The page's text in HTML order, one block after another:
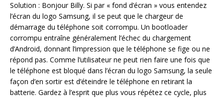
Solution : Bonjour Billy. Si par « fond d’écran » vous entendez
l’écran du logo Samsung, il se peut que le chargeur de
démarrage du téléphone soit corrompu. Un bootloader
corrompu entraîne généralement l’échec du chargement
d’Android, donnant l’impression que le téléphone se fige ou ne
répond pas. Comme l’utilisateur ne peut rien faire une fois que
le téléphone est bloqué dans l’écran du logo Samsung, la seule
façon d’en sortir est d’éteindre le téléphone en retirant la
batterie. Gardez à l’esprit que plus vous répétez ce cycle, plus